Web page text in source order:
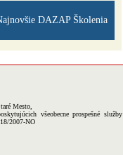
DAZAP Školenia
Mesto,
všeobecne prospešné služby
2007-NO